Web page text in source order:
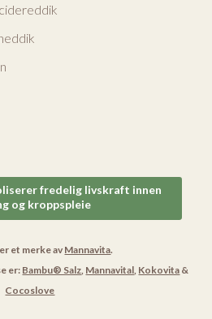
fredelig livskraft innen
og kroppspleie
et merke avMannavita.
er: Bambu® Salz Mannavital Kokovita &
Cocoslove